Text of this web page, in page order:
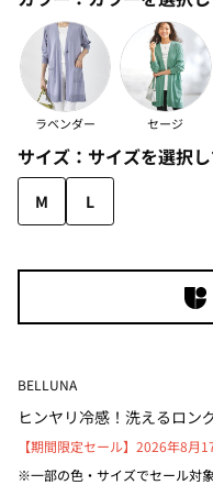
ラベンダー セージ
サイズ： サイズを選択
M
L
BELLUNA
ヒンヤリ冷感！洗えるロン
【期間限定セール】2026年8月
※一部の色・サイズでセール対